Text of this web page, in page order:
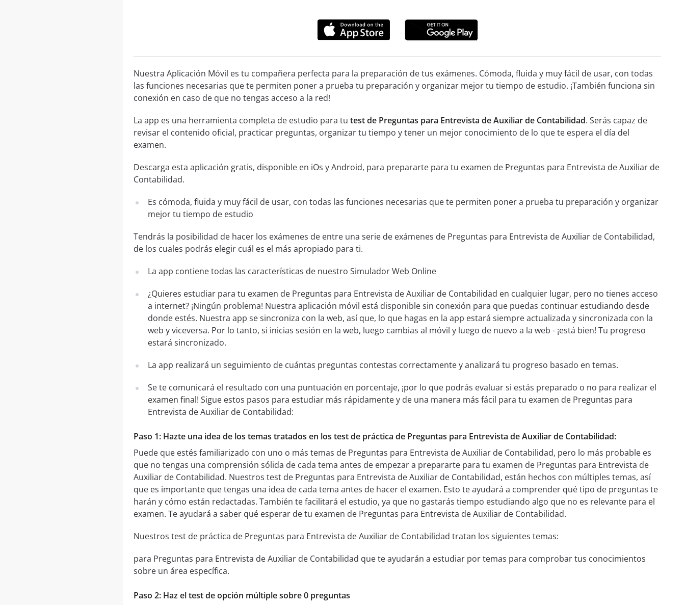
Nuestra Aplicación Móvil es tu compañera perfecta para la preparación de tus exámenes. Cómoda, fluida y muy fácil de usar, con todas
las funciones necesarias que te permiten poner a prueba tu preparación y organizar mejor tu tiempo de estudio. ¡También funciona sin
conexión en caso de que no tengas acceso a la red!
La app es una herramienta completa de estudio para tu test de Preguntas para Entrevista de Auxiliar de Contabilidad. Serás capaz de
revisar el contenido oficial, practicar preguntas, organizar tu tiempo y tener un mejor conocimiento de lo que te espera el día del
examen.
Descarga esta aplicación gratis, disponible en iOs y Android, para prepararte para tu examen de Preguntas para Entrevista de Auxiliar de
Contabilidad.
Es cómoda, fluida y muy fácil de usar, con todas las funciones necesarias que te permiten poner a prueba tu preparación y organizar
mejor tu tiempo de estudio
Tendrás la posibilidad de hacer los exámenes de entre una serie de exámenes de Preguntas para Entrevista de Auxiliar de Contabilidad,
de los cuales podrás elegir cuál es el más apropiado para ti.
La app contiene todas las características de nuestro Simulador Web Online
¿Quieres estudiar para tu examen de Preguntas para Entrevista de Auxiliar de Contabilidad en cualquier lugar, pero no tienes acceso
a internet? ¡Ningún problema! Nuestra aplicación móvil está disponible sin conexión para que puedas continuar estudiando desde
donde estés. Nuestra app se sincroniza con la web, así que, lo que hagas en la app estará siempre actualizada y sincronizada con la
web y viceversa. Por lo tanto, si inicias sesión en la web, luego cambias al móvil y luego de nuevo a la web - ¡está bien! Tu progreso
estará sincronizado.
La app realizará un seguimiento de cuántas preguntas contestas correctamente y analizará tu progreso basado en temas.
Se te comunicará el resultado con una puntuación en porcentaje, ¡por lo que podrás evaluar si estás preparado o no para realizar el
examen final! Sigue estos pasos para estudiar más rápidamente y de una manera más fácil para tu examen de Preguntas para
Entrevista de Auxiliar de Contabilidad:
Paso 1: Hazte una idea de los temas tratados en los test de práctica de Preguntas para Entrevista de Auxiliar de Contabilidad:
Puede que estés familiarizado con uno o más temas de Preguntas para Entrevista de Auxiliar de Contabilidad, pero lo más probable es
que no tengas una comprensión sólida de cada tema antes de empezar a prepararte para tu examen de Preguntas para Entrevista de
Auxiliar de Contabilidad. Nuestros test de Preguntas para Entrevista de Auxiliar de Contabilidad, están hechos con múltiples temas, así
que es importante que tengas una idea de cada tema antes de hacer el examen. Esto te ayudará a comprender qué tipo de preguntas te
harán y cómo están redactadas. También te facilitará el estudio, ya que no gastarás tiempo estudiando algo que no es relevante para el
examen. Te ayudará a saber qué esperar de tu examen de Preguntas para Entrevista de Auxiliar de Contabilidad.
Nuestros test de práctica de Preguntas para Entrevista de Auxiliar de Contabilidad tratan los siguientes temas:
para Preguntas para Entrevista de Auxiliar de Contabilidad que te ayudarán a estudiar por temas para comprobar tus conocimientos
sobre un área específica.
Paso 2: Haz el test de opción múltiple sobre 0 preguntas